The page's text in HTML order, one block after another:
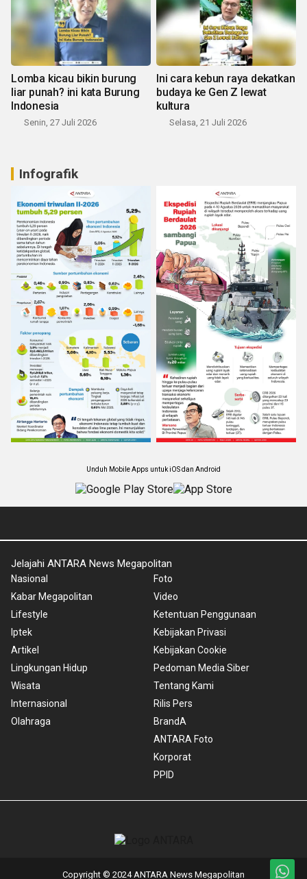
Lomba kicau bikin burung
liar punah? ini kata Burung
Indonesia
Senin, 27 Juli 2026
Ini cara kebun raya dekatkan
budaya ke Gen Z lewat
kultura
Selasa, 21 Juli 2026
Infografik
Unduh Mobile Apps untuk iOS dan Android
Jelajahi ANTARA News Megapolitan
Nasional
Kabar Megapolitan
Lifestyle
Iptek
Artikel
Lingkungan Hidup
Wisata
Internasional
Olahraga
Foto
Video
Ketentuan Penggunaan
Kebijakan Privasi
Kebijakan Cookie
Pedoman Media Siber
Tentang Kami
Rilis Pers
BrandA
ANTARA Foto
Korporat
PPID
Copyright © 2024 ANTARA News Megapolitan